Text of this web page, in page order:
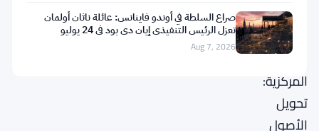
مرفقة.
الفكرة
المركزية:
تحويل
الأصول
صراع السلطة في أوندو فاينانس: عائلة ناثان أولمان
تعزل الرئيس التنفيذي إيان دي بود في 24 يوليو
Aug 7, 2026